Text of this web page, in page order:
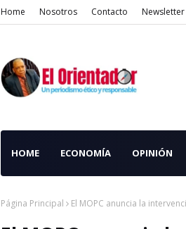
Home Nosotros Contacto Newsletter
HOME ECONOMÍA OPINIÓN
Página Principal El MOPC anuncia la